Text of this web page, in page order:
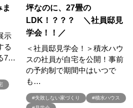
#バルーンアート
#パズルハント
ックホームズ
#パナソニックホームズの家
換気 #パナソニックホームズ全館空調
家 #パナソニックホームズ５階建て
#パンソニックホームズ #ヒノキ
示
る
7…
坪なのに、27畳の
LDK！？？？ ＼社員邸見
学会！！／
＜社員邸見学会！＞積水ハウ
スの社員が自宅を公開！事前
の予約制で期間中はいつで
も…
#失敗しない家づくり
#積水ハウス